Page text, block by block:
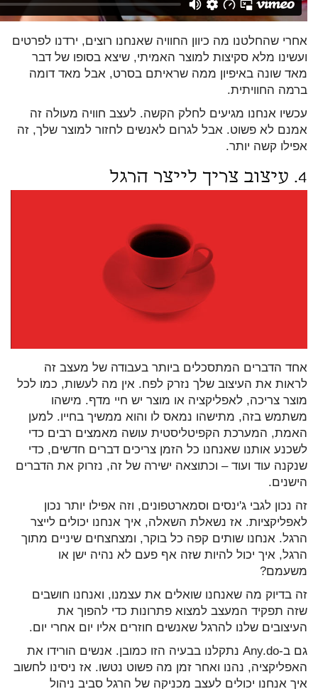
אחרי שהחלטנו מה כיוון החוויה שאנחנו רוצים, ירדנו לפרטים
ועשינו מלא סקיצות למוצר האמיתי, שיצא בסופו של דבר
מאד שונה באיפיון ממה שראיתם בסרט, אבל מאד דומה
ברמה החוויתית.
עכשיו אנחנו מגיעים לחלק הקשה. לעצב חוויה מעולה זה
אמנם לא פשוט. אבל לגרום לאנשים לחזור למוצר שלך, זה
אפילו קשה יותר.
4. עיצוב צריך לייצר הרגל
אחד הדברים המתסכלים ביותר בעבודה של מעצב זה
לראות את העיצוב שלך נזרק לפח. אין מה לעשות, כמו לכל
מוצר צריכה, לאפליקציה או מוצר יש חיי מדף. מישהו
משתמש בזה, מתישהו נמאס לו והוא ממשיך בחייו. למען
האמת, המערכת הקפיטליסטית עושה מאמצים רבים כדי
לשכנע אותנו שאנחנו כל הזמן צריכים דברים חדשים, כדי
שנקנה עוד ועוד – וכתוצאה ישירה של זה, נזרוק את הדברים
הישנים.
זה נכון לגבי ג'ינסים וסמארטפונים, וזה אפילו יותר נכון
לאפליקציות. אז נשאלת השאלה, איך אנחנו יכולים לייצר
הרגל. אנחנו שותים קפה כל בוקר, ומצחצחים שיניים מתוך
הרגל, איך יכול להיות שזה אף פעם לא נהיה ישן או
משעמם?
זה בדיוק מה שאנחנו שואלים את עצמנו, ואנחנו חושבים
שזה תפקיד המעצב למצוא פתרונות כדי להפוך את
העיצובים שלנו להרגל שאנשים חוזרים אליו יום אחרי יום.
גם ב-Any.do נתקלנו בבעיה הזו כמובן. אנשים הורידו את
האפליקציה, נהנו ואחר זמן מה פשוט נטשו. אז ניסינו לחשוב
איך אנחנו יכולים לעצב מכניקה של הרגל סביב ניהול